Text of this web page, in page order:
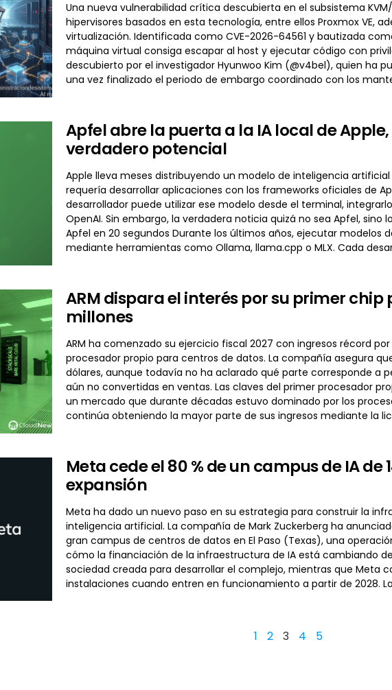
Una nueva vulnerabilidad crítica descubierta en el subsistema
hipervisores basados en esta tecnología, entre ellos Proxmox VE,
virtualización. Identificada como CVE-2026-64561 y bautizada
máquina virtual consiga escapar al host y ejecutar código con
descubierto por el investigador Hyunwoo Kim (@v4bel), quien ha
una vez finalizado el periodo de embargo coordinado con los
Apfel abre la puerta a la IA local de
verdadero potencial
Apple lleva meses distribuyendo un modelo de inteligencia
requería desarrollar aplicaciones con los frameworks oficiales de
desarrollador puede utilizar ese modelo desde el terminal,
OpenAI. Sin embargo, la verdadera noticia quizá no sea Apfel,
Apfel en 20 segundos Durante los últimos años, ejecutar modelos
mediante herramientas como Ollama, llama.cpp o MLX. Cada
ARM dispara el interés por su primer
millones
ARM ha comenzado su ejercicio fiscal 2027 con ingresos récord
procesador propio para centros de datos. La compañía asegura
dólares, aunque todavía no ha aclarado qué parte corresponde a
aún no convertidas en ventas. Las claves del primer procesador
un mercado que durante décadas estuvo dominado por los
continúa obteniendo la mayor parte de sus ingresos mediante la
Meta cede el 80 % de un campus de IA
expansión
Meta ha dado un nuevo paso en su estrategia para construir la
inteligencia artificial. La compañía de Mark Zuckerberg ha
gran campus de centros de datos en El Paso (Texas), una
cómo la financiación de la infraestructura de IA está cambiando
sociedad creada para desarrollar el complejo, mientras que Meta
instalaciones cuando entren en funcionamiento a partir de 2028.
1 2 3 4 5